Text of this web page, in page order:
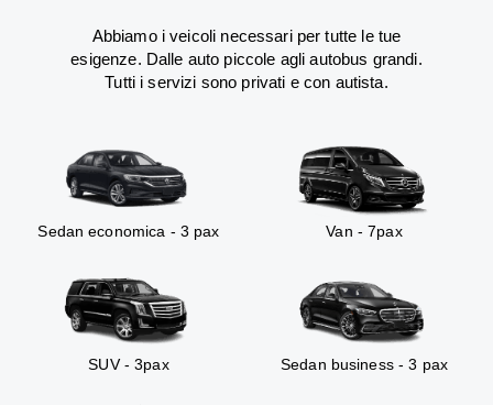
Abbiamo i veicoli necessari per tutte le tue
esigenze. Dalle auto piccole agli autobus grandi.
Tutti i servizi sono privati e con autista.
Sedan economica - 3 pax Van - 7pax
SUV - 3pax Sedan business - 3 pax